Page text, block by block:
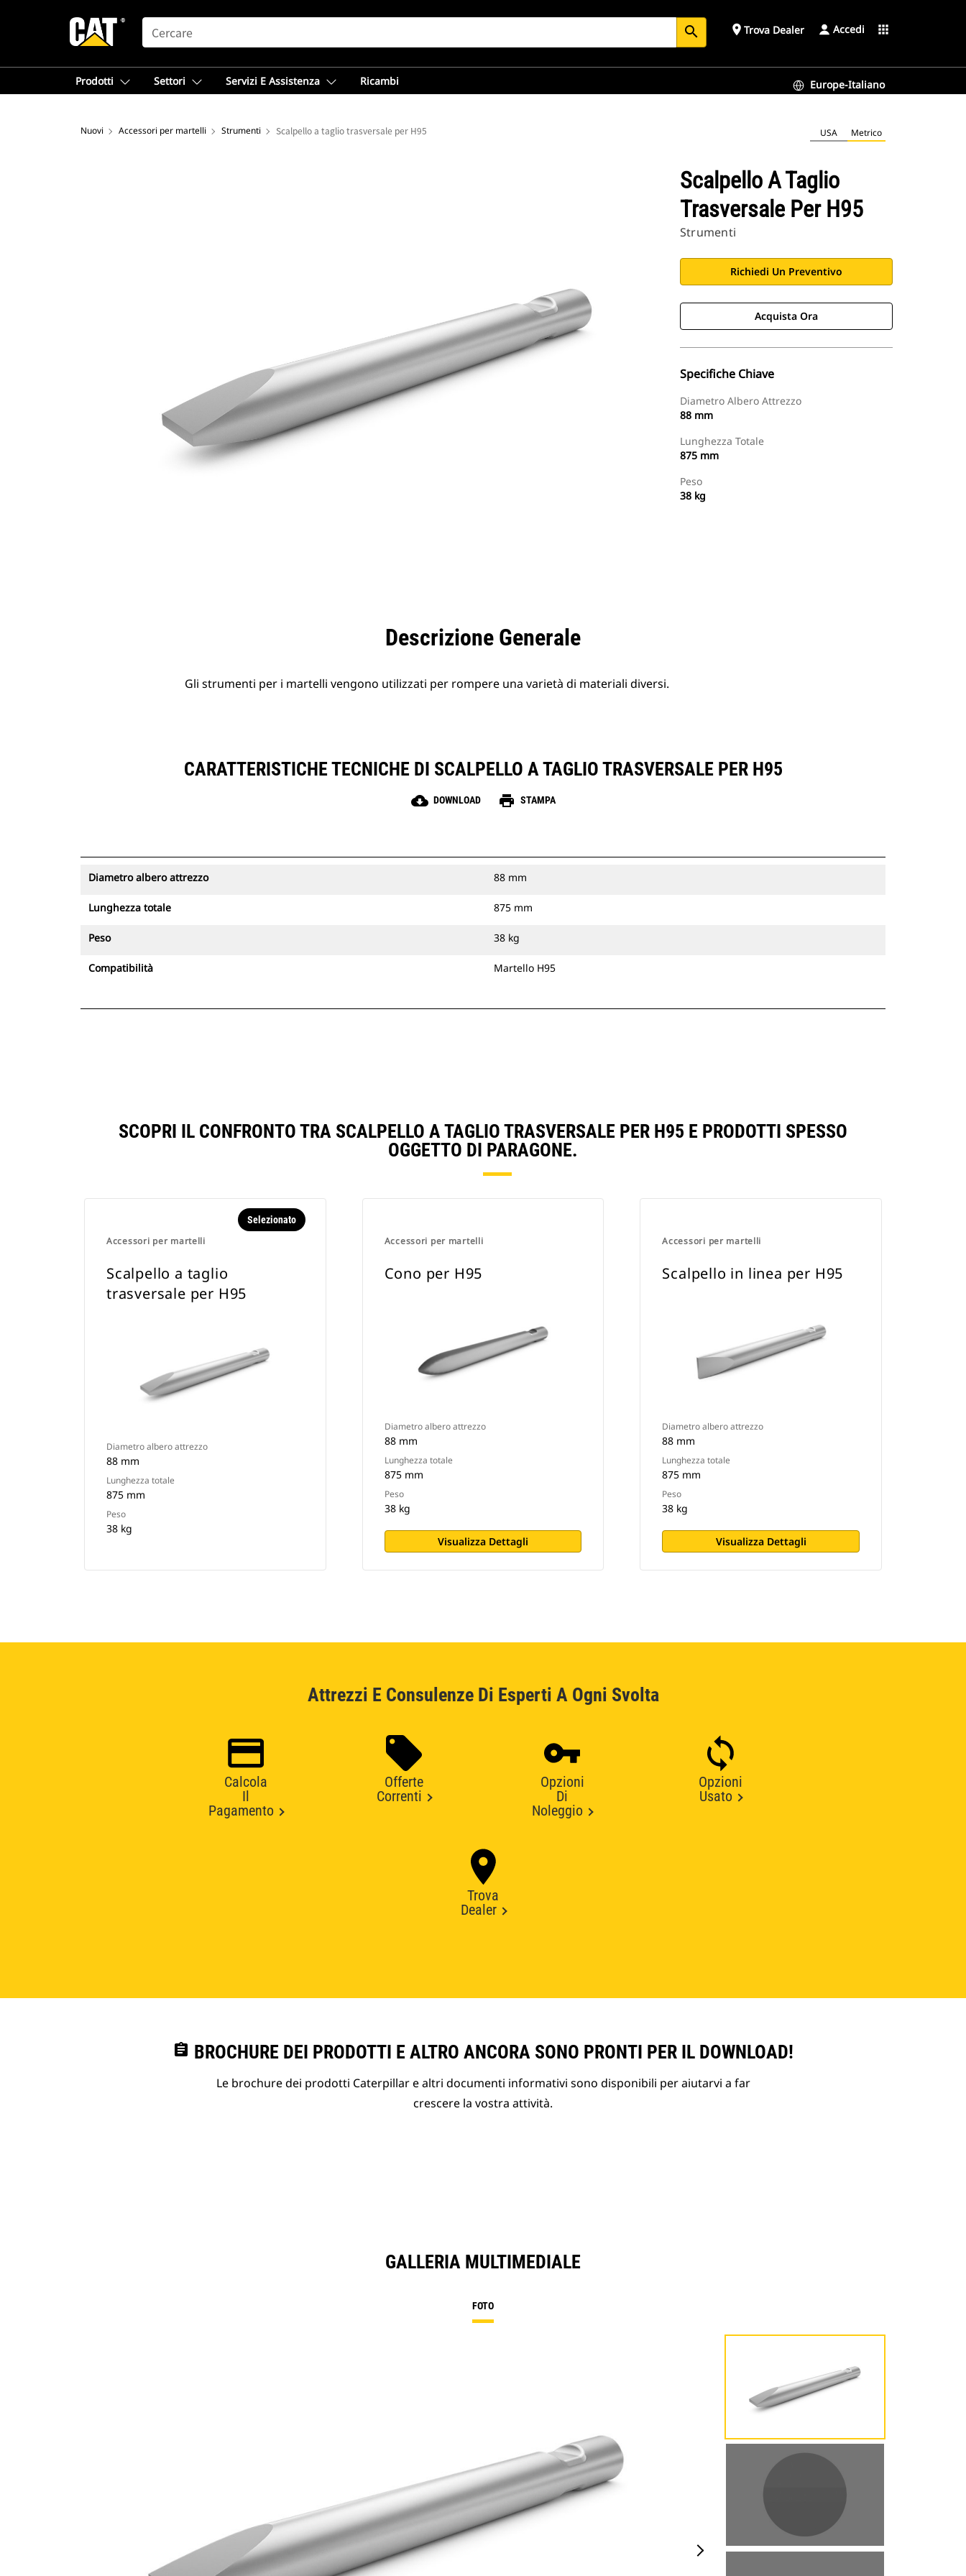
SEARCH search place Trova Dealer Accedi apps
Prodotti Settori Servizi E Assistenza Ricambi Europe-Italiano
Nuovi Accessori per martelli Strumenti Scalpello a taglio trasversale per H95 USA Metrico
Scalpello A Taglio
Trasversale Per H95
Strumenti
Richiedi Un Preventivo
Acquista Ora
Specifiche Chiave
Diametro Albero Attrezzo
88 mm
Lunghezza Totale
875 mm
Peso
38 kg
Descrizione Generale
Gli strumenti per i martelli vengono utilizzati per rompere una varietà di materiali diversi.
CARATTERISTICHE TECNICHE DI SCALPELLO A TAGLIO TRASVERSALE PER H95
cloud_download DOWNLOAD print STAMPA
Diametro albero attrezzo 88 mm
Lunghezza totale 875 mm
Peso 38 kg
Compatibilità Martello H95
SCOPRI IL CONFRONTO TRA SCALPELLO A TAGLIO TRASVERSALE PER H95 E PRODOTTI SPESSO
OGGETTO DI PARAGONE.
Accessori per martelli
Selezionato
Scalpello a taglio
trasversale per H95
Diametro albero attrezzo
88 mm
Lunghezza totale
875 mm
Peso
38 kg
Accessori per martelli
Cono per H95
Diametro albero attrezzo
88 mm
Lunghezza totale
875 mm
Peso
38 kg
Visualizza Dettagli
Accessori per martelli
Scalpello in linea per H95
Diametro albero attrezzo
88 mm
Lunghezza totale
875 mm
Peso
38 kg
Visualizza Dettagli
Attrezzi E Consulenze Di Esperti A Ogni Svolta
Calcola
Il
Pagamento
Offerte
Correnti
Opzioni
Di
Noleggio
Opzioni
Usato
Trova
Dealer
assignment BROCHURE DEI PRODOTTI E ALTRO ANCORA SONO PRONTI PER IL DOWNLOAD!
Le brochure dei prodotti Caterpillar e altri documenti informativi sono disponibili per aiutarvi a far
crescere la vostra attività.
GALLERIA MULTIMEDIALE
FOTO